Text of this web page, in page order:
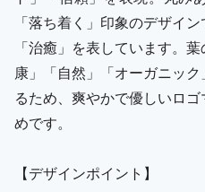
「落ち着く」印象のデザイ
「治癒」を表しています。
康」「自然」「オーガニッ
るため、爽やかで優しいロ
めです。
【デザインポイント】